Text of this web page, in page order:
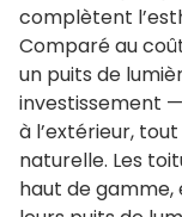
complètent
Comparé au
un puits de
investissement
à l’extérieur,
naturelle. Les
haut de